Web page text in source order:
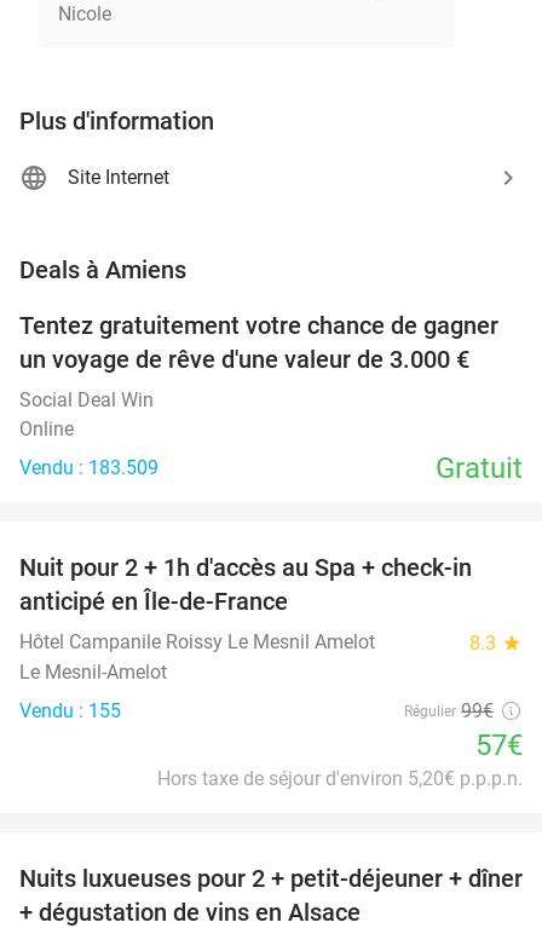
Nicole
Plus d'information
Site Internet
Deals à Amiens
Tentez gratuitement votre chance de gagner
un voyage de rêve d'une valeur de 3.000 €
Social Deal Win
Online
Vendu : 183.509
Gratuit
42%
Nuit pour 2 + 1h d'accès au Spa + check-in
anticipé en Île-de-France
Hôtel Campanile Roissy Le Mesnil Amelot 8.3 star
Le Mesnil-Amelot
Vendu : 155
Régulier 99€
57€
Hors taxe de séjour d'environ 5,20€ p.p.p.n.
28%
Nuits luxueuses pour 2 + petit-déjeuner + dîner
+ dégustation de vins en Alsace